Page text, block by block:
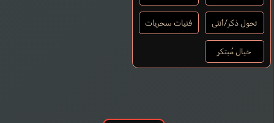
تحول ذكر/أنثى فتيات سحريات
خيال مُبتكر